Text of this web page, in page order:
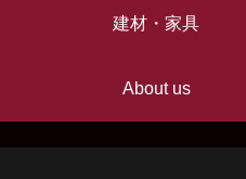
建材・家具
About us